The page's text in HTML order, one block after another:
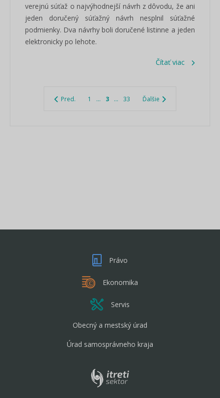
verejnú súťaž o najvýhodnejší návrh z dôvodu, že ani
jeden doručený súťažný návrh nesplnil súťažné
podmienky. Dva návrhy boli doručené listinne a jeden
elektronicky po lehote.
Čítať viac
Pred. 1 ... 3 ... 33 Ďalšie
Právo
Ekonomika
Servis
Obecný a mestský úrad
Úrad samosprávneho kraja